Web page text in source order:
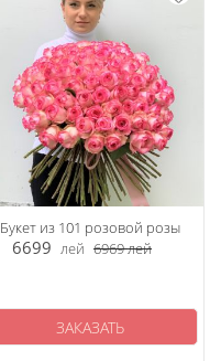
Букет из 101 розовой розы
6699 лей 6969лей
ЗАКАЗАТЬ